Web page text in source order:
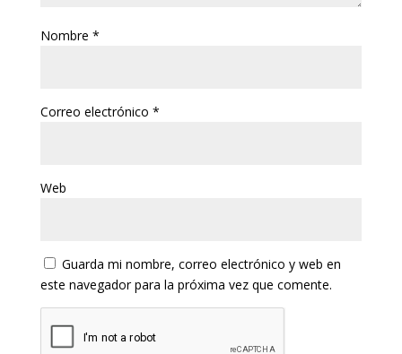
Nombre *
Correo electrónico *
Web
Guarda mi nombre, correo electrónico y web en
este navegador para la próxima vez que comente.